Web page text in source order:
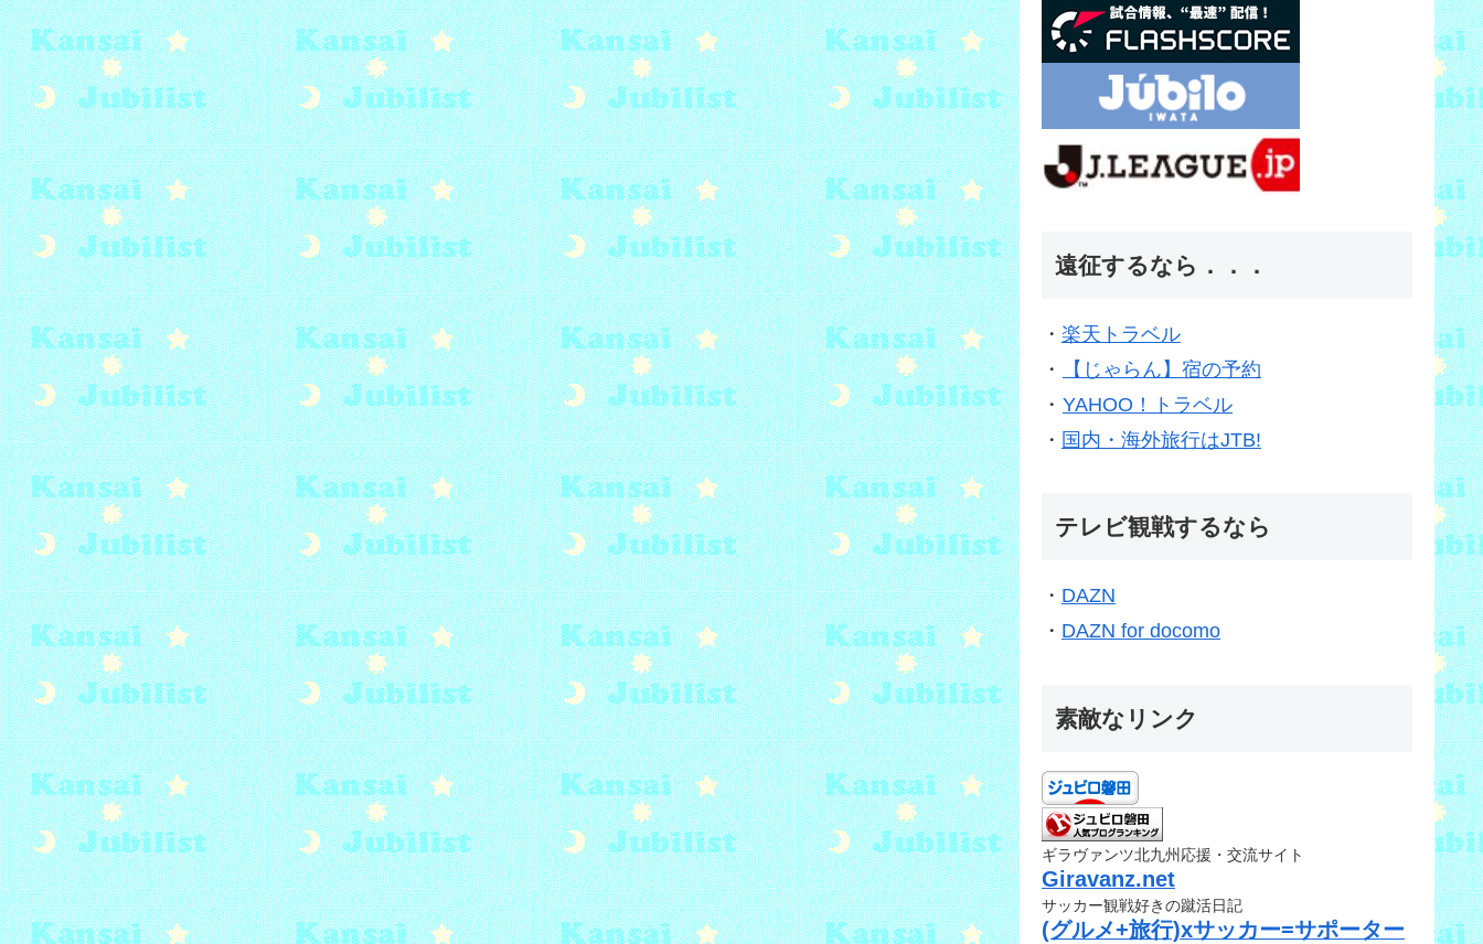
遠征するなら．．．
・ 楽天トラベル
・
【じゃらん】宿の予約
・ YAHOO！トラベル
・ 国内・海外旅行はJTB!
テレビ観戦するなら
・ DAZN
・ DAZN for docomo
素敵なリンク
ギラヴァンツ北九州応援・交流サイト
Giravanz.net
サッカー観戦好きの蹴活日記
(グルメ+旅行)xサッカー=サポーター